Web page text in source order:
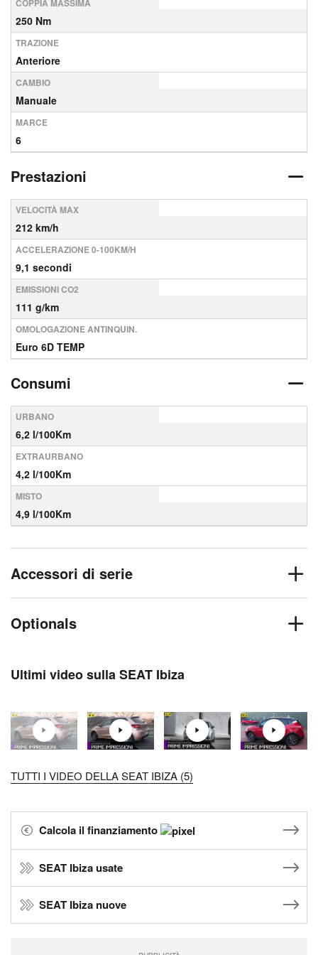
COPPIA MASSIMA
250 Nm
TRAZIONE
Anteriore
CAMBIO
Manuale
MARCE
6
Prestazioni
VELOCITÀ MAX
212 km/h
ACCELERAZIONE 0-100KM/H
9,1 secondi
EMISSIONI CO2
111 g/km
OMOLOGAZIONE ANTINQUIN.
Euro 6D TEMP
Consumi
URBANO
6,2 l/100Km
EXTRAURBANO
4,2 l/100Km
MISTO
4,9 l/100Km
Accessori di serie
Optionals
Ultimi video sulla SEAT Ibiza
TUTTI I VIDEO DELLA SEAT IBIZA (5)
Calcola il finanziamento
SEAT Ibiza usate
SEAT Ibiza nuove